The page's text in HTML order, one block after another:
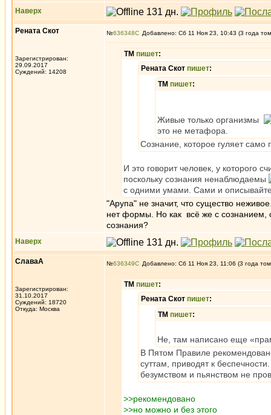
Наверх
Рената Скот
Зарегистрирован:
29.09.2017
Суждений: 14208
№636348 Добавлено: Сб 11 Ноя 23, 10:43 (3 года
ТМ пишет:
Рената Скот пишет:
ТМ пишет:
Живые только организмы
это не метафора.
Сознание, которое гуляет само
И это говорит человек, у которого
поскольку сознания ненаблюдаемы
с одними умами. Сами и
"Арупа" не значит, что существо
нет формы. Но как всё же с сознанием,
сознания?
Наверх
СлаваА
Зарегистрирован:
31.10.2017
Суждений: 18720
Откуда: Москва
№636349 Добавлено: Сб 11 Ноя 23, 11:06 (3 года
ТМ пишет:
Рената Скот пишет:
ТМ пишет:
Не, там написано еще
В Пятом Правиле
суттам, приводят к
безумством и пьянством не
>>рекомендовано
>>но можно и без этого